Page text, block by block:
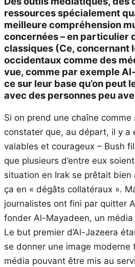
ressources spécialement
meilleure compréhension
concernées – en particulier
classiques (Ce, concernant
occidentaux comme des
vue, comme par exemple
ce sur leur base qu’on peut
avec des personnes peu
Si on prend une chaîne
constater que, au départ, il y a
valables et courageux – Bush
que plusieurs d’entre eux
situation en Irak se prêtait
ça en « dégâts collatéraux ».
journalistes ont fini par quitter
fonder Al-Mayadeen, un
Le but premier d’Al-Jazeera
se donner une image moderne
média pouvant être mis au